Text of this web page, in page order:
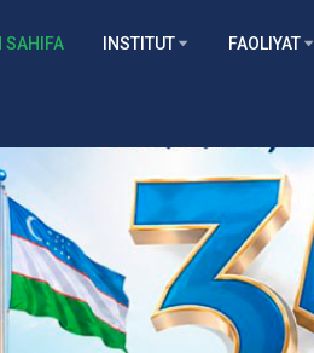
SAHIFA INSTITUT FAOLIYAT